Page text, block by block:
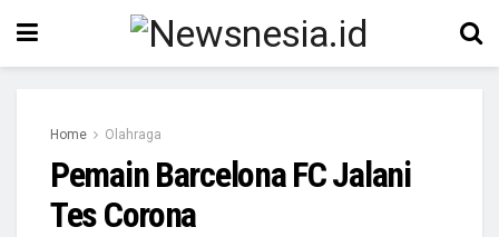
Home Olahraga
Pemain Barcelona FC Jalani
Tes Corona